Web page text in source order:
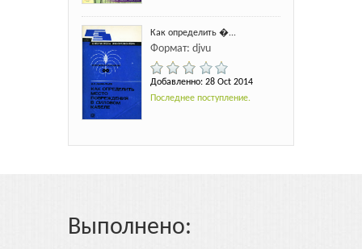
Как определить �...
Формат: djvu
Добавленно: 28 Oct 2014
Последнее поступление.
Выполнено: